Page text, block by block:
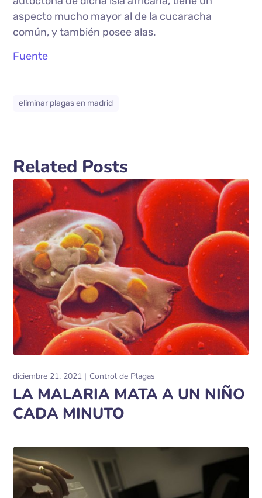
aspecto mucho mayor al de la cucaracha
común, y también posee alas.
Fuente
eliminar plagas en madrid
Related Posts
diciembre 21, 2021 Control de Plagas
LA MALARIA MATA A UN NIÑO
CADA MINUTO